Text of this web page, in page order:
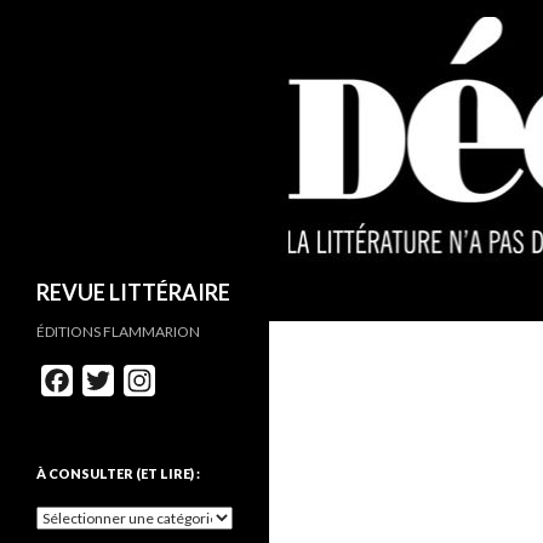
REVUE LITTÉRAIRE
ÉDITIONS FLAMMARION
e
b
o
t
t
e
t
a
g
À CONSULTER (ET LIRE) :